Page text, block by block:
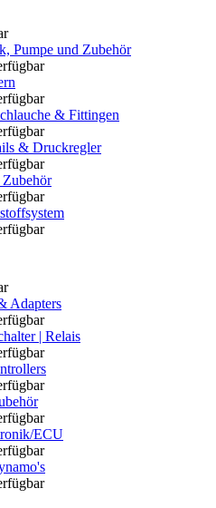
Pumpe und Zubehör
& Fittingen
& Druckregler
Adapters
| Relais
ECU